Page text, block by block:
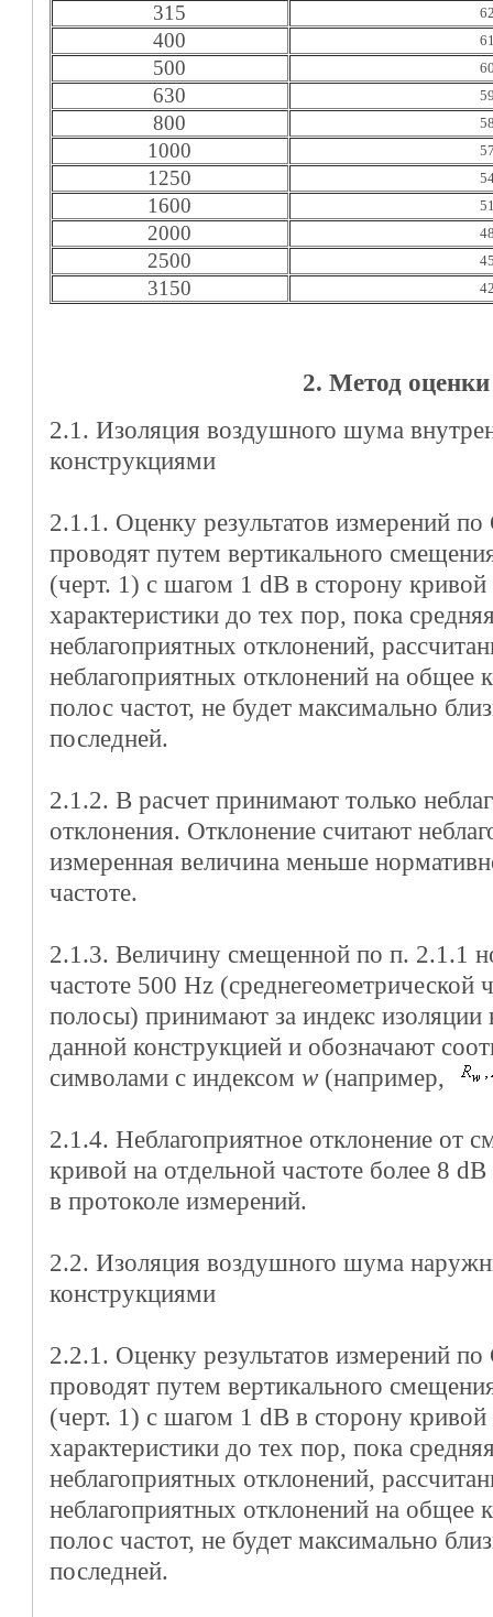
315
400
500
630
800
1000
1250
1600
2000
2500
3150
2. Метод оценки
2.1. Изоляция воздушного шума
конструкциями
2.1.1. Оценку результатов измерений
проводят путем вертикального
(черт. 1) с шагом 1 dB в сторону
характеристики до тех пор, пока
неблагоприятных отклонений,
неблагоприятных отклонений на общее
полос частот, не будет максимально
последней.
2.1.2. В расчет принимают только
отклонения. Отклонение считают
измеренная величина меньше
частоте.
2.1.3. Величину смещенной по п. 2.1.1
частоте 500 Hz (среднегеометрической
полосы) принимают за индекс
данной конструкцией и обозначают
символами с индексом w(например,
2.1.4. Неблагоприятное отклонение от
кривой на отдельной частоте более 8
в протоколе измерений.
2.2. Изоляция воздушного шума
конструкциями
2.2.1. Оценку результатов измерений
проводят путем вертикального
(черт. 1) с шагом 1 dB в сторону
характеристики до тех пор, пока
неблагоприятных отклонений,
неблагоприятных отклонений на общее
полос частот, не будет максимально
последней.